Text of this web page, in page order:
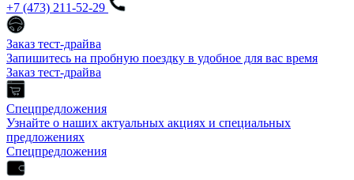
+7 (473) 211-52-29
Заказ тест-драйва
Запишитесь на пробную поездку в удобное для вас время
Заказ тест-драйва
Спецпредложения
Узнайте о наших актуальных акциях и специальных
предложениях
Спецпредложения